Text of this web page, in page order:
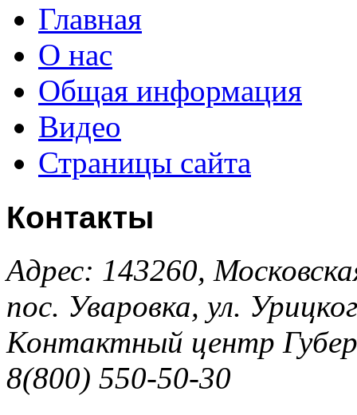
Главная
О нас
Общая информация
Видео
Страницы сайта
Контакты
Адрес: 143260,
пос. Уваровка, ул.
Контактный центр
8(800) 550-50-30